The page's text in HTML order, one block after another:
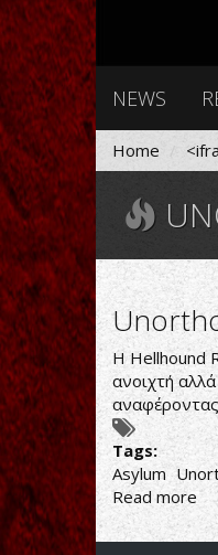
NEWS
Home
Η Hellhound
ανοιχτή
Tags:
Asylum
Read more